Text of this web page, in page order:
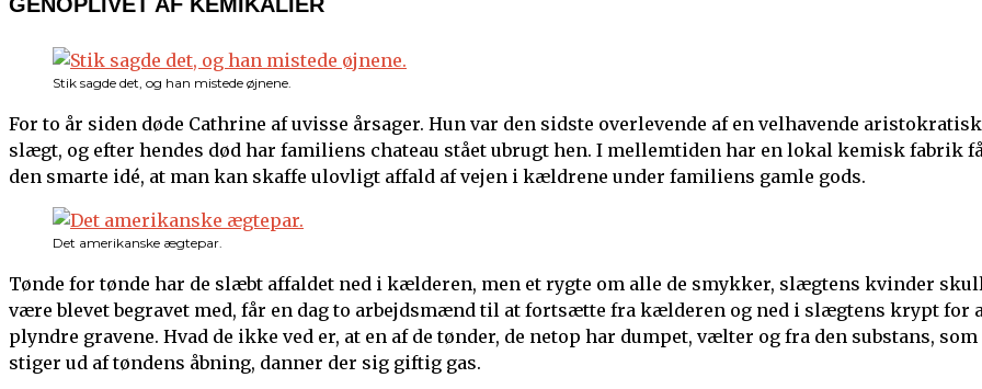
Stik sagde det, og han mistede øjnene.
For to år siden døde Cathrine af uvisse årsager. Hun var den sidste overlevende af en velhavende aristokratisk
slægt, og efter hendes død har familiens chateau stået ubrugt hen. I mellemtiden har en lokal kemisk fabrik
den smarte idé, at man kan skaffe ulovligt affald af vejen i kældrene under familiens gamle gods.
Det amerikanske ægtepar.
Tønde for tønde har de slæbt affaldet ned i kælderen, men et rygte om alle de smykker, slægtens kvinder
være blevet begravet med, får en dag to arbejdsmænd til at fortsætte fra kælderen og ned i slægtens krypt for
plyndre gravene. Hvad de ikke ved er, at en af de tønder, de netop har dumpet, vælter og fra den substans, som
stiger ud af tøndens åbning, danner der sig giftig gas.